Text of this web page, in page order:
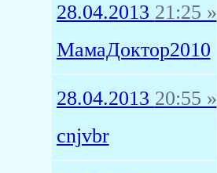
28.04.2013 21:25 »
МамаДоктор2010
28.04.2013 20:55 »
cnjvbr